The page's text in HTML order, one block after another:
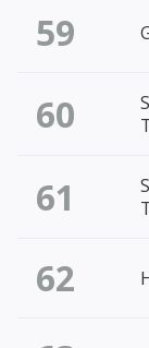
59
60
61
62